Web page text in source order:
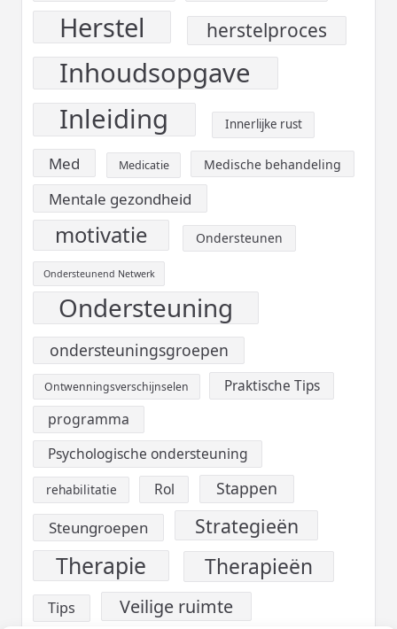
Herstel herstelproces
Inhoudsopgave
Inleiding
Innerlijke rust
Med Medicatie Medische behandeling
Mentale gezondheid
motivatie Ondersteunen
Ondersteunend Netwerk
Ondersteuning
ondersteuningsgroepen
Ontwenningsverschijnselen Praktische Tips
programma
Psychologische ondersteuning
rehabilitatie Rol Stappen
Steungroepen Strategieën
Therapie Therapieën
Tips Veilige ruimte